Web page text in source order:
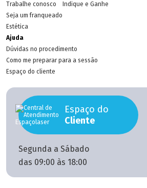
Trabalhe conosco
Seja um franqueado
Estética
Indique e Ganhe
Ajuda
Dúvidas no procedimento
Como me preparar para a sessão
Espaço do cliente
Espaço do
Cliente
Segunda a Sábado
das 09:00 às 18:00